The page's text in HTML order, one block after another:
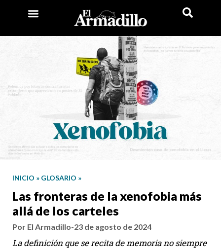
INICIO » GLOSARIO »
Las fronteras de la xenofobia más
allá de los carteles
Por El Armadillo-23 de agosto de 2024
La definición que se recita de memoria no siempre